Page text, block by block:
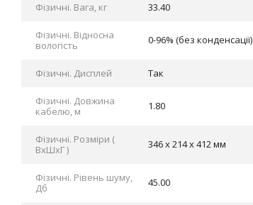
Фізичні. Вага, кг 33.40
Фізичні. Відносна
вологість
0-96% (без конденсації)
Фізичні. Дисплей Так
Фізичні. Довжина
кабелю, м
1.80
Фізичні. Розміри (
ВхШхГ )
346 x 214 x 412 мм
Фізичні. Рівень шуму,
Дб
45.00